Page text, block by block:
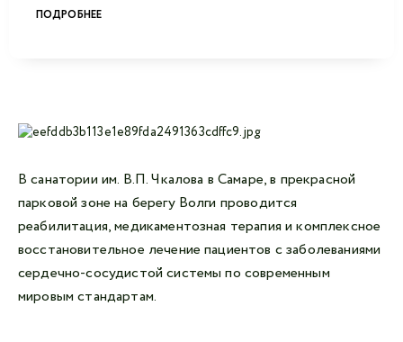
ПОДРОБНЕЕ
В санатории им. В.П. Чкалова в Самаре, в прекрасной
парковой зоне на берегу Волги проводится
реабилитация, медикаментозная терапия и комплексное
восстановительное лечение пациентов с заболеваниями
сердечно-сосудистой системы по современным
мировым стандартам.